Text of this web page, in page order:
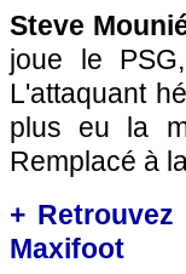
Steve
joue le
L'attaquant
plus eu la
Remplacé à
+
Maxifoot